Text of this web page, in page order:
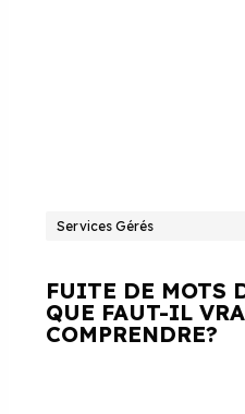
Services Gérés
FUITE DE MOTS
QUE FAUT-IL
COMPRENDRE?